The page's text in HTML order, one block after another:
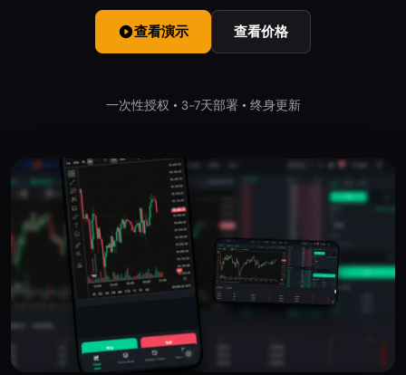
查看演示 查看价格
一次性授权 • 3-7天部署 • 终身更新